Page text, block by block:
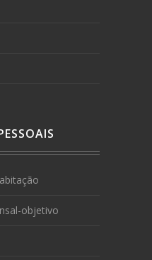
objetivo